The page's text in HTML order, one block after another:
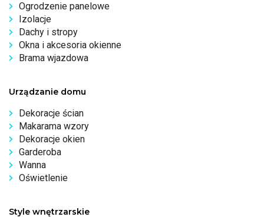
Ogrodzenie panelowe
Izolacje
Dachy i stropy
Okna i akcesoria okienne
Brama wjazdowa
Urządzanie domu
Dekoracje ścian
Makarama wzory
Dekoracje okien
Garderoba
Wanna
Oświetlenie
Style wnętrzarskie